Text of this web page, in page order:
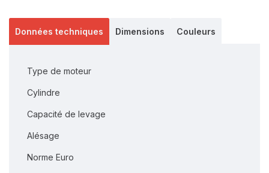
Données techniques Dimensions Couleurs
Type de moteur
Cylindre
Capacité de levage
Alésage
Norme Euro